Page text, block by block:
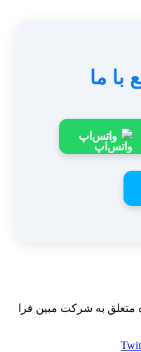
با ما
واتس‌اپ
متعلق به شرکت مبین فرا